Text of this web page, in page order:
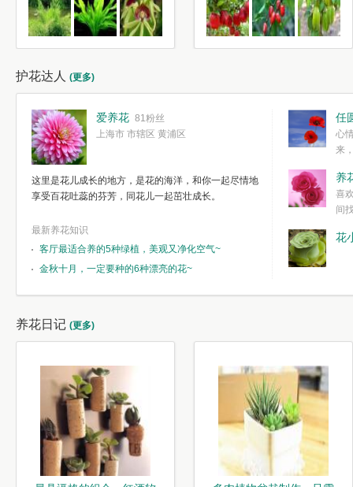
护花达人 (更多)
爱养花 81粉丝
上海市 市辖区 黄浦区
这里是花儿成长的地方，是花的海洋，和你一起尽情地
享受百花吐蕊的芬芳，同花儿一起茁壮成长。
最新养花知识
客厅最适合养的5种绿植，美观又净化空气~
金秋十月，一定要种的6种漂亮的花~
任
心
来
简单愉快的心
我们自己复杂
养
喜
间
花
养花日记 (更多)